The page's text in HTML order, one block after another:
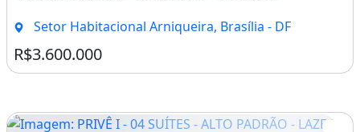
Setor Habitacional Arniqueira, Brasília - DF
R$3.600.000